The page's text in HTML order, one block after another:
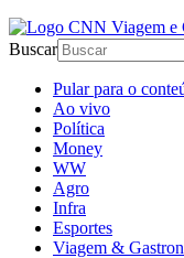
Buscar
Pular para o
Ao vivo
Política
Money
WW
Agro
Infra
Esportes
Viagem &